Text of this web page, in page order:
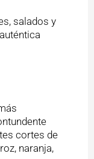
salados y
cortes de
naranja,